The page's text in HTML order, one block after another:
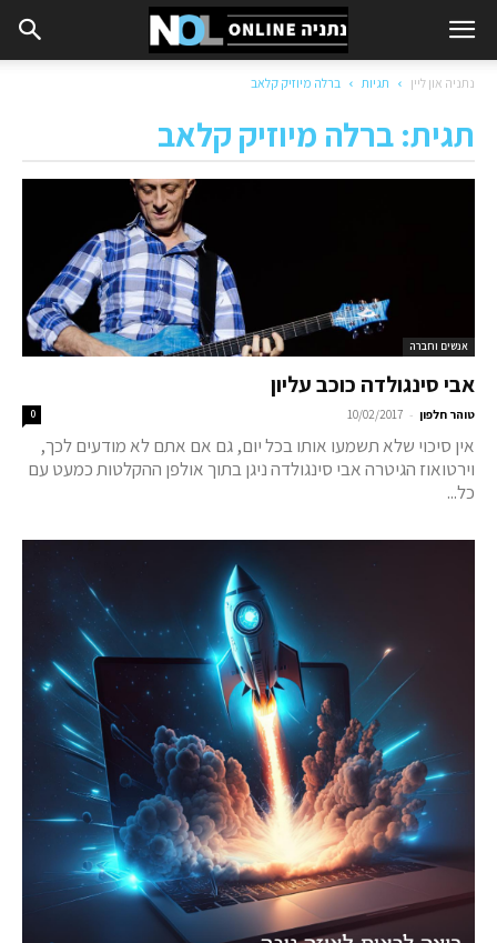
נתניה און ליין תגיות ברלה מיוזיק קלאב
תגית: ברלה מיוזיק קלאב
אנשים וחברה
אבי סינגולדה כוכב עליון
טוהר חלפון -
10/02/2017
0
אין סיכוי שלא תשמעו אותו בכל יום, גם אם אתם לא מודעים לכך,
וירטואוז הגיטרה אבי סינגולדה ניגן בתוך אולפן ההקלטות כמעט עם
כל...